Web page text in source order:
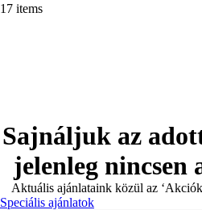
17 items
Sajnáljuk az
jelenleg nincsen
Aktuális ajánlataink közül az
Speciális ajánlatok